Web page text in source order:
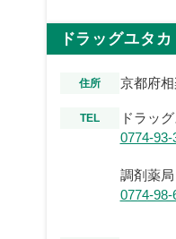
ドラッグユタ
住所 京都府
TEL
ドラッ
0774-93-
調剤薬局
0774-98-